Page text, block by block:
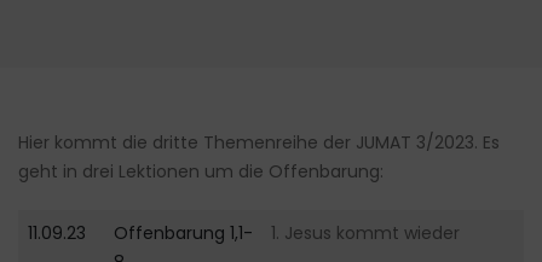
Hier kommt die dritte Themenreihe der JUMAT 3/2023. Es
geht in drei Lektionen um die Offenbarung:
11.09.23
Offenbarung 1,1-
1. Jesus kommt wieder